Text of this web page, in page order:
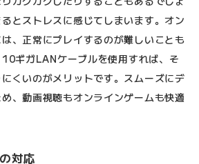
とストレスに感じてしまいます。オン
、正常にプレイするのが難しいことも
ギガLANケーブルを使用すれば、そ
くいのがメリットです。スムーズにデ
、動画視聴もオンラインゲームも快適
対応